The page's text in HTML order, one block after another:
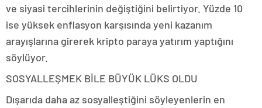
ve siyasi tercihlerinin değiştiğini belirtiyor. Yüzde 10
ise yüksek enflasyon karşısında yeni kazanım
arayışlarına girerek kripto paraya yatırım yaptığını
söylüyor.
SOSYALLEŞMEK BİLE BÜYÜK LÜKS OLDU
Dışarıda daha az sosyalleştiğini söyleyenlerin en